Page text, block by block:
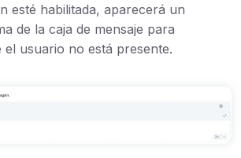
esté habilitada, aparecerá un
de la caja de mensaje para
el usuario no está presente.